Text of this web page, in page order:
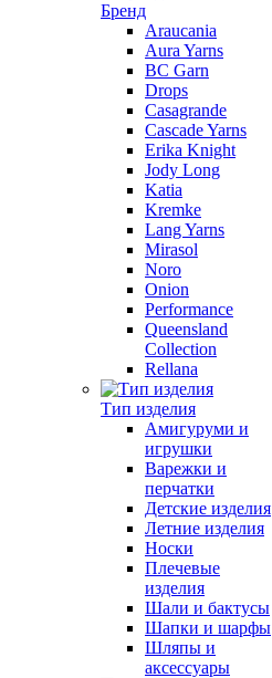
Бренд
Araucania
Aura Yarns
BC Garn
Drops
Casagrande
Cascade Yarns
Erika Knight
Jody Long
Katia
Kremke
Lang Yarns
Mirasol
Noro
Onion
Performance
Queensland
Collection
Rellana
Тип изделия
Амигуруми и
игрушки
Варежки и
перчатки
Детские изделия
Летние изделия
Носки
Плечевые
изделия
Шали и бактусы
Шапки и шарфы
Шляпы и
аксессуары